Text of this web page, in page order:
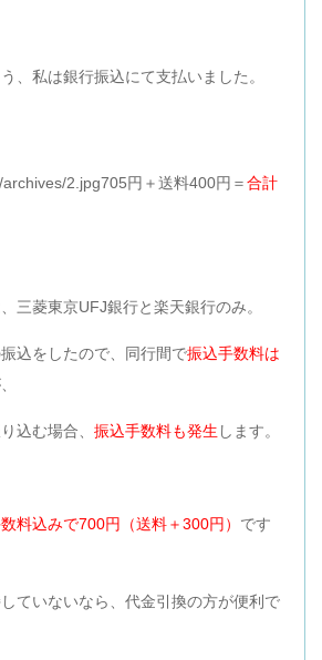
、私は銀行振込にて支払いました。
2.jpg705円＋送料400円＝合計
三菱東京UFJ銀行と楽天銀行のみ。
込をしたので、同行間で振込手数料は
込む場合、 振込手数料も発生 します。
料込みで700円（送料＋300円） です
ていないなら、代金引換の方が便利で